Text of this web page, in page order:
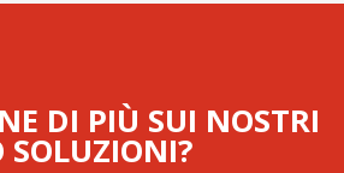
DI PIÙ SUI NOSTRI
SOLUZIONI?